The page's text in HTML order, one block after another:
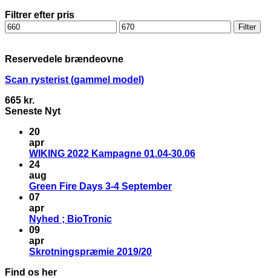
Filtrer efter pris
Mindste
pris
Højeste
pris
Filter
Reservedele brændeovne
Scan rysterist (gammel model)
665 kr.
Seneste Nyt
20
apr
WIKING 2022 Kampagne 01.04-30.06
24
aug
Green Fire Days 3-4 September
07
apr
Nyhed ; BioTronic
09
apr
Skrotningspræmie 2019/20
Find os her